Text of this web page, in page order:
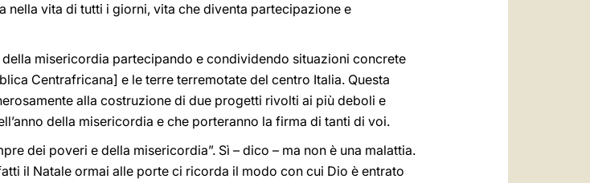
vita di tutti i giorni, vita che diventa partecipazione e
misericordia partecipando e condividendo situazioni concrete
Centrafricana] e le terre terremotate del centro Italia. Questa
alla costruzione di due progetti rivolti ai più deboli e
della misericordia e che porteranno la firma di tanti di voi.
dei poveri e della misericordia”. Sì – dico – ma non è una malattia.
il Natale ormai alle porte ci ricorda il modo con cui Dio è entrato